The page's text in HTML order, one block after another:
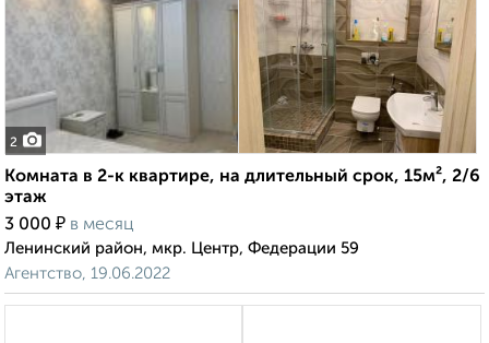
2
Комната в 2-к квартире, на длительный срок, 15м², 2/6
этаж
3 000 ₽ в месяц
Ленинский район, мкр. Центр, Федерации 59
Агентство, 19.06.2022